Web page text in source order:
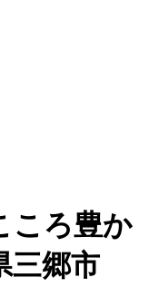
ころ豊か
三郷市